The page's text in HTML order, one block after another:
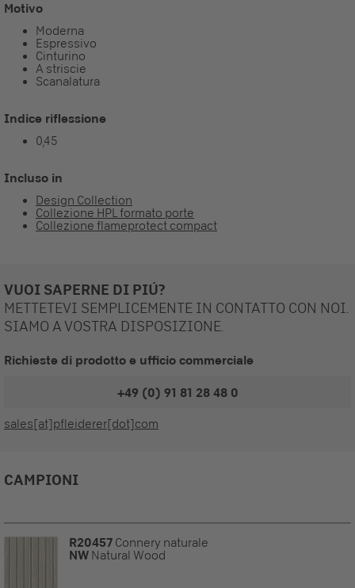
Motivo
Moderna
Espressivo
Cinturino
A striscie
Scanalatura
Indice riflessione
0,45
Incluso in
Design Collection
Collezione HPL formato porte
Collezione flameprotect compact
VUOI SAPERNE DI PIÚ?
METTETEVI SEMPLICEMENTE IN CONTATTO CON NOI.
SIAMO A VOSTRA DISPOSIZIONE.
Richieste di prodotto e ufficio commerciale
+49 (0) 91 81 28 48 0
sales[at]pfleiderer[dot]com
CAMPIONI
R20457 Connery naturale
NW Natural Wood